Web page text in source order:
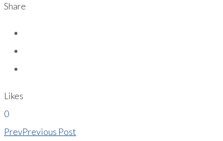
Share
Likes
0
PrevPrevious Post